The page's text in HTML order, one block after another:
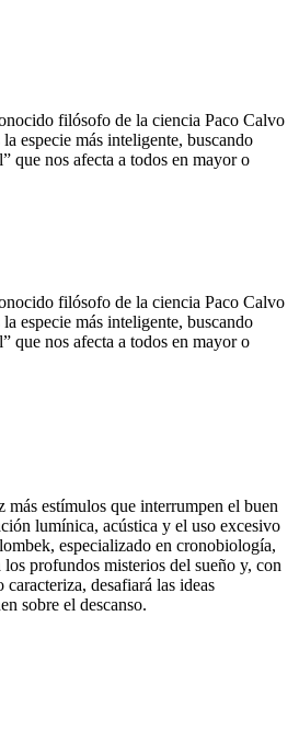
filósofo de la ciencia Paco Calvo
especie más inteligente, buscando
que nos afecta a todos en mayor o
filósofo de la ciencia Paco Calvo
especie más inteligente, buscando
que nos afecta a todos en mayor o
más estímulos que interrumpen el buen
lumínica, acústica y el uso excesivo
especializado en cronobiología,
profundos misterios del sueño y, con
desafiará las ideas
sobre el descanso.